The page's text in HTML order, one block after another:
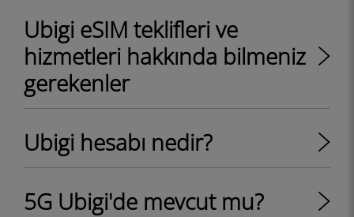
Ubigi eSIM teklifleri ve
hizmetleri hakkında bilmeniz
gerekenler
Ubigi hesabı nedir?
5G Ubigi'de mevcut mu?